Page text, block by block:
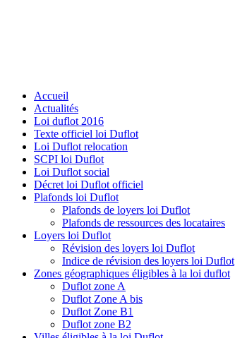
Accueil
Actualités
Loi duflot 2016
Texte officiel loi Duflot
Loi Duflot relocation
SCPI loi Duflot
Loi Duflot social
Décret loi Duflot officiel
Plafonds loi Duflot
Plafonds de loyers loi Duflot
Plafonds de ressources des locataires
Loyers loi Duflot
Révision des loyers loi Duflot
Indice de révision des loyers loi Duflot
Zones géographiques éligibles à la loi duflot
Duflot zone A
Duflot Zone A bis
Duflot Zone B1
Duflot zone B2